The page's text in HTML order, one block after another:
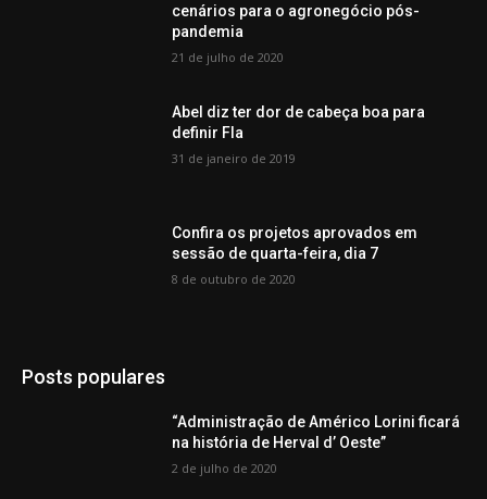
cenários para o agronegócio pós-
pandemia
21 de julho de 2020
Abel diz ter dor de cabeça boa para
definir Fla
31 de janeiro de 2019
Confira os projetos aprovados em
sessão de quarta-feira, dia 7
8 de outubro de 2020
Posts populares
“Administração de Américo Lorini ficará
na história de Herval d’ Oeste”
2 de julho de 2020